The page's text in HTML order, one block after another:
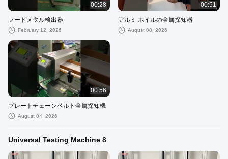
00:28
フードメタル検出器
February 12, 2026
00:51
アルミ ホイルの金属探知器
August 08, 2026
00:56
プレートチェーンベルト金属探知機
August 04, 2026
Universal Testing Machine 8